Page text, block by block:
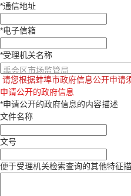
*通信地址
*电子信箱
*受理机关名称
请您根据蚌埠市政府信息公开申请
申请公开的政府信息
*申请公开的政府信息的内容描述
文件名称
文号
便于受理机关检索查询的其他特征描